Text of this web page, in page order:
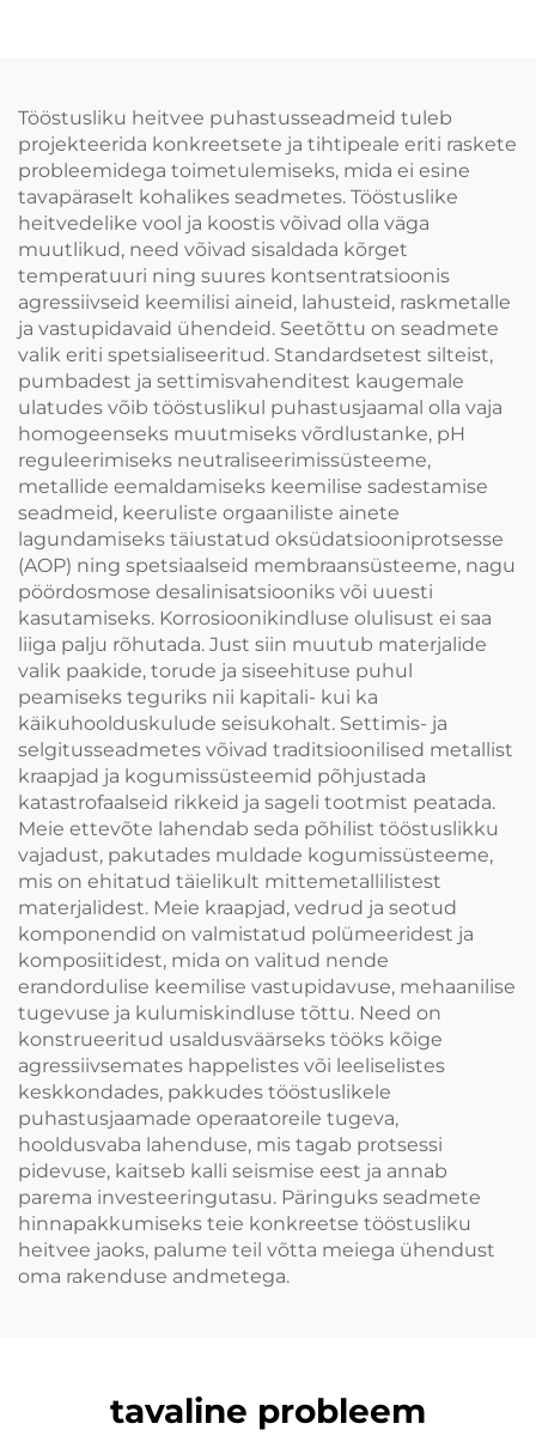
ainult sisemine
rivistus, mis säästab
kulusid
Tööstusliku heitvee puhastusseadmeid tuleb
projekteerida konkreetsete ja tihtipeale eriti raskete
probleemidega toimetulemiseks, mida ei esine
tavapäraselt kohalikes seadmetes. Tööstuslike
heitvedelike vool ja koostis võivad olla väga
muutlikud, need võivad sisaldada kõrget
temperatuuri ning suures kontsentratsioonis
agressiivseid keemilisi aineid, lahusteid, raskmetalle
ja vastupidavaid ühendeid. Seetõttu on seadmete
valik eriti spetsialiseeritud. Standardsetest silteist,
pumbadest ja settimisvahenditest kaugemale
ulatudes võib tööstuslikul puhastusjaamal olla vaja
homogeenseks muutmiseks võrdlustanke, pH
reguleerimiseks neutraliseerimissüsteeme,
metallide eemaldamiseks keemilise sadestamise
seadmeid, keeruliste orgaaniliste ainete
lagundamiseks täiustatud oksüdatsiooniprotsesse
(AOP) ning spetsiaalseid membraansüsteeme, nagu
pöördosmose desalinisatsiooniks või uuesti
kasutamiseks. Korrosioonikindluse olulisust ei saa
liiga palju rõhutada. Just siin muutub materjalide
valik paakide, torude ja siseehituse puhul
peamiseks teguriks nii kapitali- kui ka
käikuhoolduskulude seisukohalt. Settimis- ja
selgitusseadmetes võivad traditsioonilised metallist
kraapjad ja kogumissüsteemid põhjustada
katastrofaalseid rikkeid ja sageli tootmist peatada.
Meie ettevõte lahendab seda põhilist tööstuslikku
vajadust, pakutades muldade kogumissüsteeme,
mis on ehitatud täielikult mittemetallilistest
materjalidest. Meie kraapjad, vedrud ja seotud
komponendid on valmistatud polümeeridest ja
komposiitidest, mida on valitud nende
erandordulise keemilise vastupidavuse, mehaanilise
tugevuse ja kulumiskindluse tõttu. Need on
konstrueeritud usaldusväärseks tööks kõige
agressiivsemates happelistes või leeliselistes
keskkondades, pakkudes tööstuslikele
puhastusjaamade operaatoreile tugeva,
hooldusvaba lahenduse, mis tagab protsessi
pidevuse, kaitseb kalli seismise eest ja annab
parema investeeringutasu. Päringuks seadmete
hinnapakkumiseks teie konkreetse tööstusliku
heitvee jaoks, palume teil võtta meiega ühendust
oma rakenduse andmetega.
tavaline probleem